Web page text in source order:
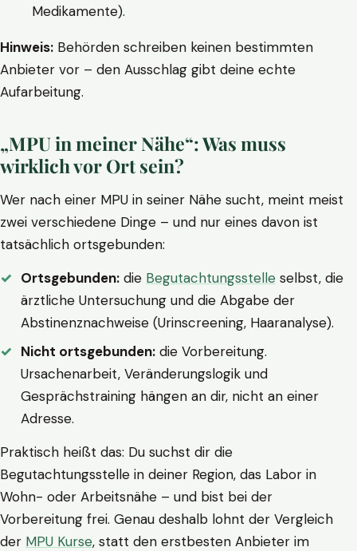
Medikamente).
Hinweis: Behörden schreiben keinen bestimmten
Anbieter vor – den Ausschlag gibt deine echte
Aufarbeitung.
„MPU in meiner Nähe“: Was muss
wirklich vor Ort sein?
Wer nach einer MPU in seiner Nähe sucht, meint meist
zwei verschiedene Dinge – und nur eines davon ist
tatsächlich ortsgebunden:
Ortsgebunden: die Begutachtungsstelle selbst, die
ärztliche Untersuchung und die Abgabe der
Abstinenznachweise (Urinscreening, Haaranalyse).
Nicht ortsgebunden: die Vorbereitung.
Ursachenarbeit, Veränderungslogik und
Gesprächstraining hängen an dir, nicht an einer
Adresse.
Praktisch heißt das: Du suchst dir die
Begutachtungsstelle in deiner Region, das Labor in
Wohn- oder Arbeitsnähe – und bist bei der
Vorbereitung frei. Genau deshalb lohnt der Vergleich
der MPU Kurse, statt den erstbesten Anbieter im